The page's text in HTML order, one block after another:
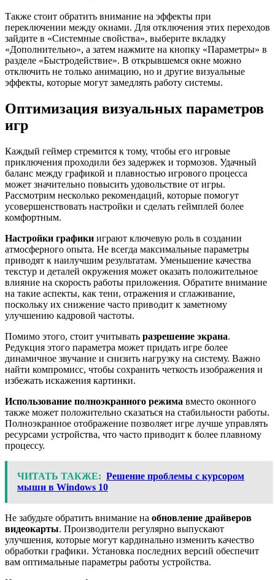
Также стоит обратить внимание на эффекты при
переключении между окнами. Для отключения этих переходов
зайдите в «Системные свойства», выберите вкладку
«Дополнительно», а затем нажмите на кнопку «Параметры» в
разделе «Быстродействие». В открывшемся окне можно
отключить не только анимацию, но и другие визуальные
эффекты, которые могут замедлять работу системы.
Оптимизация визуальных параметров
игр
Каждый геймер стремится к тому, чтобы его игровые
приключения проходили без задержек и тормозов. Удачный
баланс между графикой и плавностью игрового процесса
может значительно повысить удовольствие от игры.
Рассмотрим несколько рекомендаций, которые помогут
усовершенствовать настройки и сделать геймплей более
комфортным.
Настройки графики играют ключевую роль в создании
атмосферного опыта. Не всегда максимальные параметры
приводят к наилучшим результатам. Уменьшение качества
текстур и деталей окружения может оказать положительное
влияние на скорость работы приложения. Обратите внимание
на такие аспекты, как тени, отражения и сглаживание,
поскольку их снижение часто приводит к заметному
улучшению кадровой частоты.
Помимо этого, стоит учитывать разрешение экрана.
Редукция этого параметра может придать игре более
динамичное звучание и снизить нагрузку на систему. Важно
найти компромисс, чтобы сохранить четкость изображения и
избежать искажения картинки.
Использование полноэкранного режима вместо оконного
также может положительно сказаться на стабильности работы.
Полноэкранное отображение позволяет игре лучше управлять
ресурсами устройства, что часто приводит к более плавному
процессу.
ЧИТАТЬ ТАКЖЕ: Решение проблемы с курсором
мыши в Windows 10
Не забудьте обратить внимание на обновление драйверов
видеокарты. Производители регулярно выпускают
улучшения, которые могут кардинально изменить качество
обработки графики. Установка последних версий обеспечит
вам оптимальные параметры работы устройства.